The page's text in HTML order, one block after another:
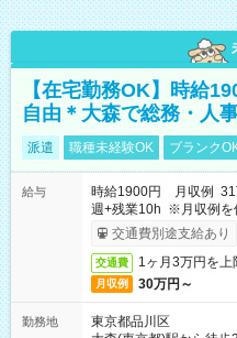
【在宅勤務OK】時給
自由＊大森で総務・人
派遣 職種未経験OK ブランク
給与
時給1900円 月収例 31
週+残業10h ※月収例を
受取りサービス利用可
交通費別途支給あり
交通費 1ヶ月3万円を
月収例 30万円～
勤務地
東京都品川区